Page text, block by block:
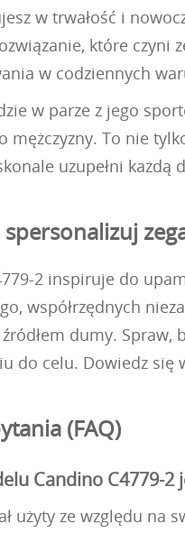
w trwałość i
które
w codziennych
w parze z jego
To nie
uzupełni każdą
2 inspiruje do
współrzędnych
dumy.
do celu. Dowiedz
(FAQ)
Candino C4779-
użyty ze względu